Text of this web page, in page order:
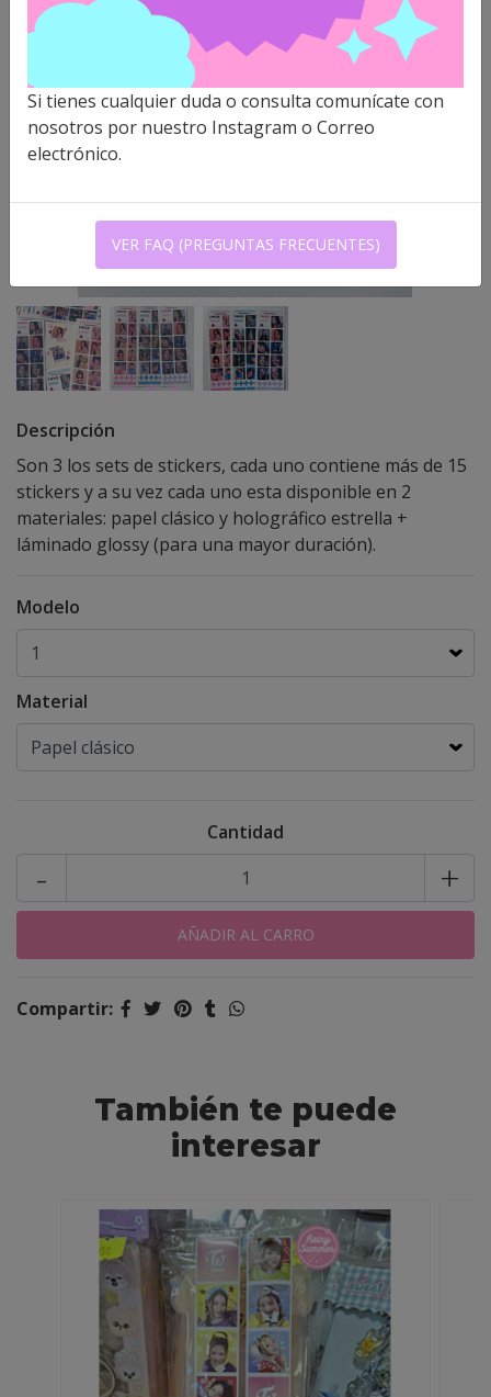
Descripción
Son 3 los sets de stickers, cada uno contiene más de 15
stickers y a su vez cada uno esta disponible en 2
materiales: papel clásico y holográfico estrella +
láminado glossy (para una mayor duración).
Modelo
Material
Cantidad
+
-
Compartir:
También te puede
interesar
Si tienes cualquier duda o consulta comunícate con
nosotros por nuestro Instagram o Correo
electrónico.
VER FAQ (PREGUNTAS FRECUENTES)